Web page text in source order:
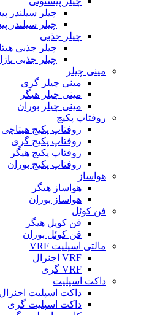
چیلر سیلندر
چیلر سیلندر
چیلر جذبی
چیلر جذبی
چیلر جذبی
مینی چیلر
مینی چیلر گری
مینی چیلر هیگر
مینی چیلر بوران
روفتاپ پکیج
روفتاپ پکیج هیتاچی
روفتاپ پکیج گری
روفتاپ پکیج هیگر
روفتاپ پکیج بوران
هواساز
هواساز هیگر
هواساز بوران
فن کوئل
فن کویل هیگر
فن کوئل بوران
مالتی اسپلیت VRF
VRF اجنرال
VRF گری
داکت اسپلیت
داکت اسپلیت اجنرال
داکت اسپلیت گری